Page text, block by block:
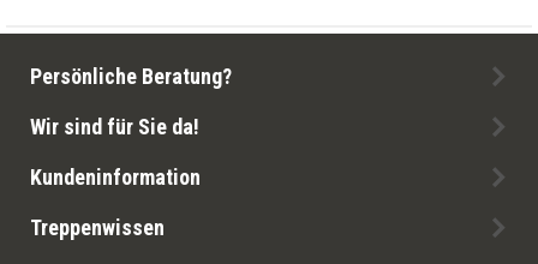
Persönliche Beratung?
Wir sind für Sie da!
Kundeninformation
Treppenwissen